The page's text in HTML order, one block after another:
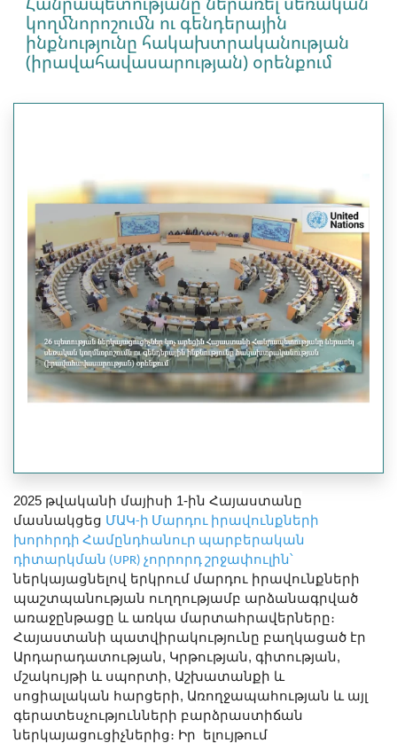
կողմնորոշումն ու գենդերային
ինքնությունը հակախտրականության
(իրավահավասարության) օրենքում
2025 թվականի մայիսի 1-ին Հայաստանը
մասնակցեց ՄԱԿ-ի Մարդու իրավունքների
խորհրդի Համընդհանուր պարբերական
դիտարկման (UPR) չորրորդ շրջափուլին՝
ներկայացնելով երկրում մարդու իրավունքների
պաշտպանության ուղղությամբ արձանագրված
առաջընթացը և առկա մարտահրավերները։
Հայաստանի պատվիրակությունը բաղկացած էր
Արդարադատության, Կրթության, գիտության,
մշակույթի և սպորտի, Աշխատանքի և
սոցիալական հարցերի, Առողջապահության և այլ
գերատեսչությունների բարձրաստիճան
ներկայացուցիչներից։ Իր ելույթում